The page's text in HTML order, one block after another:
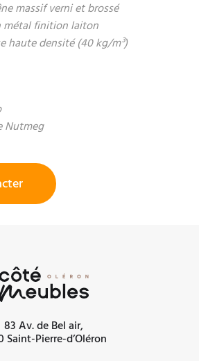
massif verni et brossé
métal finition laiton
haute densité (40 kg/m³)
Nutmeg
83 Av. de Bel air,
Saint-Pierre-d’Oléron